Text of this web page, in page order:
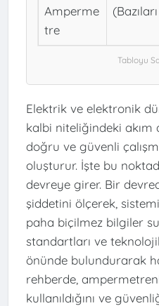
Amperme
tre
Elektrik ve elektronik
kalbi niteliğindeki akım
doğru ve güvenli
oluşturur. İşte bu
devreye girer. Bir
şiddetini ölçerek,
paha biçilmez bilgiler
standartları ve
önünde bulundurarak
rehberde,
kullanıldığını ve